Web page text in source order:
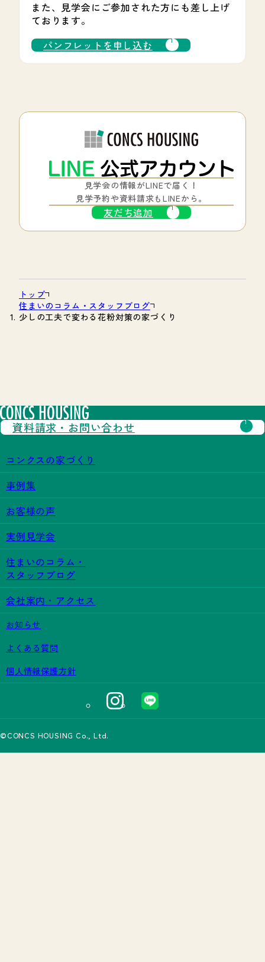
また、見学会にご参加された方にも差し上げ
ております。
パンフレットを申し込む
見学会の情報がLINEで届く！
見学予約や資料請求もLINEから。
友だち追加
トップ
住まいのコラム・スタッフブログ
少しの工夫で変わる花粉対策の家づくり
コンクスの家づくり
事例集
お客様の声
実例見学会
住まいのコラム・
スタッフブログ
会社案内・アクセス
お知らせ
よくある質問
個人情報保護方針
資料請求・ お問い合わせ
©CONCS HOUSING Co., Ltd.